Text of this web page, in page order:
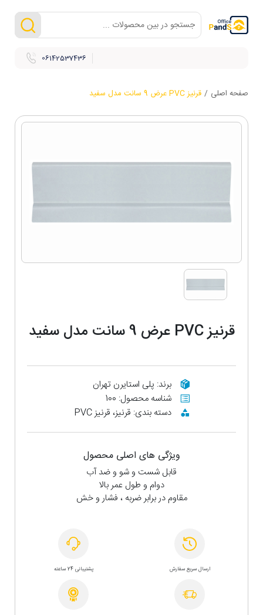
06142537436
صفحه اصلی / قرنیز PVC عرض 9 سانت مدل سفید
قرنیز PVC عرض 9 سانت مدل سفید
برند: پلی استایرن تهران
شناسه محصول: 100
دسته بندی: قرنیز، قرنیز PVC
ویژگی های اصلی محصول
قابل شست و شو و ضد آب
دوام و طول عمر بالا
مقاوم در برابر ضربه ، فشار و خش
ارسال سریع سفارش پشتیبانی 24 ساعته